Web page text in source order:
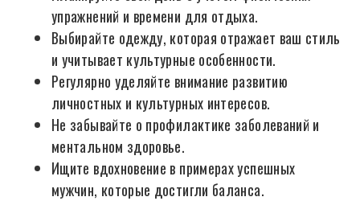
упражнений и времени для отдыха.
Выбирайте одежду, которая отражает ваш стиль
и учитывает культурные особенности.
Регулярно уделяйте внимание развитию
личностных и культурных интересов.
Не забывайте о профилактике заболеваний и
ментальном здоровье.
Ищите вдохновение в примерах успешных
мужчин, которые достигли баланса.